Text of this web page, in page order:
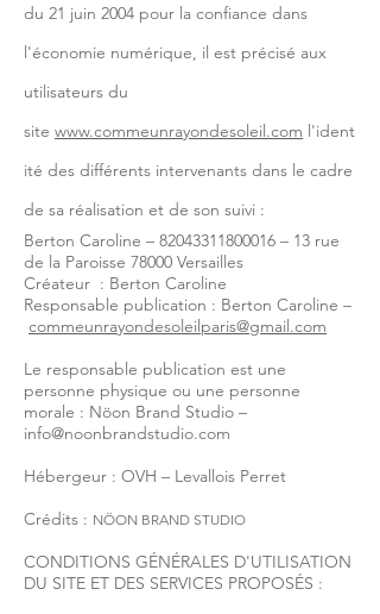
du 21 juin 2004 pour la confiance dans
l'économie numérique, il est précisé aux
utilisateurs du
site www.commeunrayondesoleil.com l'ident
ité des différents intervenants dans le cadre
de sa réalisation et de son suivi :
Berton Caroline – 82043311800016 – 13 rue
de la Paroisse 78000 Versailles
Créateur : Berton Caroline
Responsable publication : Berton Caroline –
commeunrayondesoleilparis@gmail.com
Le responsable publication est une
personne physique ou une personne
morale : Nöon Brand Studio –
info@noonbrandstudio.com
Hébergeur : OVH – Levallois Perret
Crédits : NÖON BRAND STUDIO
CONDITIONS GÉNÉRALES D'UTILISATION
DU SITE ET DES SERVICES PROPOSÉS :